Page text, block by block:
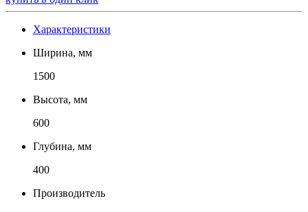
Характеристики
Ширина, мм
1500
Высота, мм
600
Глубина, мм
400
Производитель